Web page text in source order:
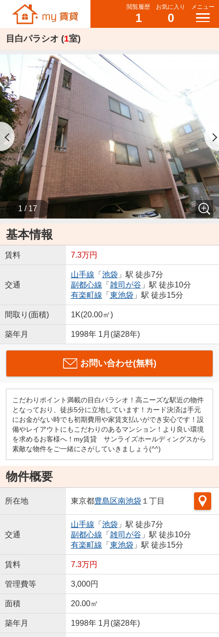
閲覧履歴
1
お気に入り
0
メニュー
目白パラシオ (1室)
1 / 17
基本情報
賃料 7.3万円
交通
山手線 「 池袋 」駅 徒歩7分
副都心線 「 雑司が谷 」駅 徒歩10分
有楽町線 「 東池袋 」駅 徒歩15分
間取り(面積) 1K(20.00㎡)
築年月 1998年 1月(築28年)
お問い合わせ(無料)
こだわりポイント満載の目白パラシオ！高ニーズな駅近の物件
となっており、徒歩5分に立地しています！カード決済は手元
にお金がない時でも初期費用や家賃支払いができ安心です！設
備やレイアウトにもこだわりのあるマンション！より良い環境
を求めるお客様へ！my賃貸 サンライズホールディングスから
素敵な物件をご一緒にさがしていきましょう(^^)
物件概要
所在地 東京都豊島区南池袋 １丁目
交通
山手線 「 池袋 」駅 徒歩7分
副都心線 「 雑司が谷 」駅 徒歩10分
有楽町線 「 東池袋 」駅 徒歩15分
賃料 7.3万円
管理費等 3,000円
面積 20.00㎡
築年月 1998年 1月(築28年)